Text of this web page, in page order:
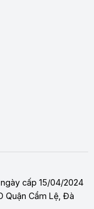
cấp 15/04/2024
Quận Cẩm Lệ, Đà